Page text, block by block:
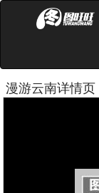
漫游云南详情